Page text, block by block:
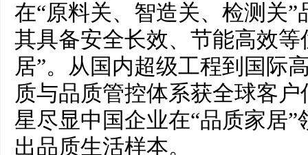
在“原料关、智造关、检测关
其具备安全长效、节能高效
居”。从国内超级工程到国际
质与品质管控体系获全球客
星尽显中国企业在“品质家居
出品质生活样本。